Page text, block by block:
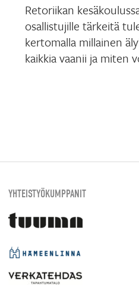
Retoriikan
osallistujille tärkeitä
kertomalla millainen
kaikkia vaanii ja miten
YHTEISTYÖKUMPPANIT